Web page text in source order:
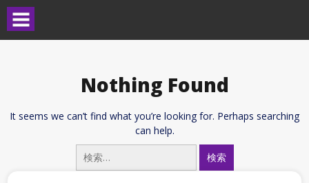
Nothing Found
It seems we can’t find what you’re looking for. Perhaps searching
can help.